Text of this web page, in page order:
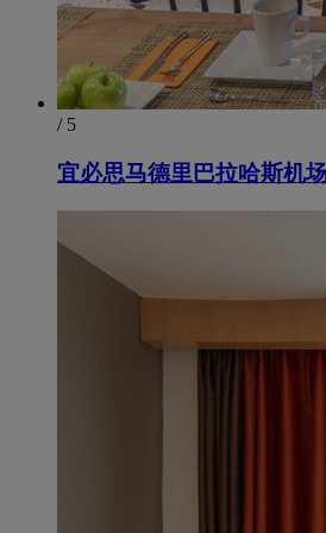
/ 5
宜必思马德里巴拉哈斯机